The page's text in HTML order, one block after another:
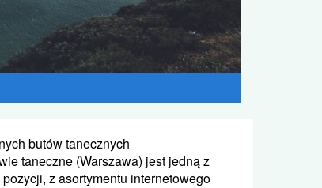
butów tanecznych
taneczne (Warszawa) jest jedną z
z asortymentu internetowego